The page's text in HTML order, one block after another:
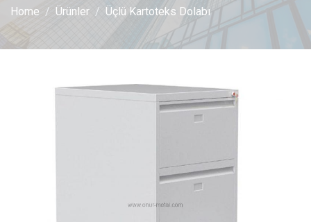
Home Ürünler Üçlü Kartoteks Dolabı